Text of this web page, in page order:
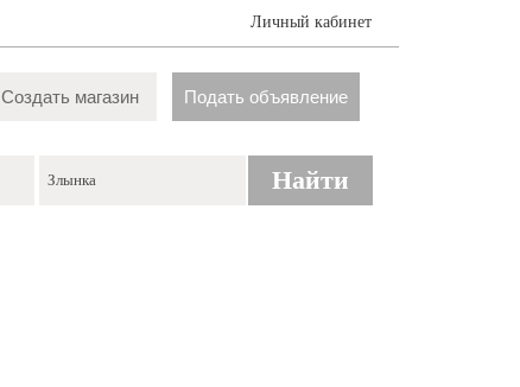
Личный кабинет
Создать магазин Подать объявление
Найти